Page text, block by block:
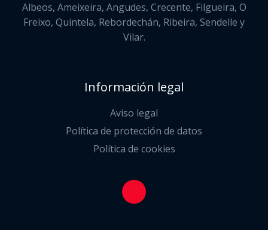
Albeos, Ameixeira, Angudes, Crecente, Filgueira, O
Freixo, Quintela, Rebordechán, Ribeira, Sendelle y
Vilar.
Información legal
Aviso legal
Política de protección de datos
Política de cookies